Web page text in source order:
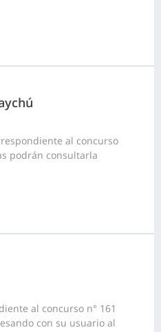
al concurso
podrán consultarla
al concurso n° 161
con su usuario al